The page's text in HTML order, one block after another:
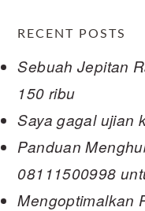
RECENT POSTS
Sebuah Jepitan
150 ribu
Saya gagal ujian
Panduan
08111500998
Mengoptimalkan